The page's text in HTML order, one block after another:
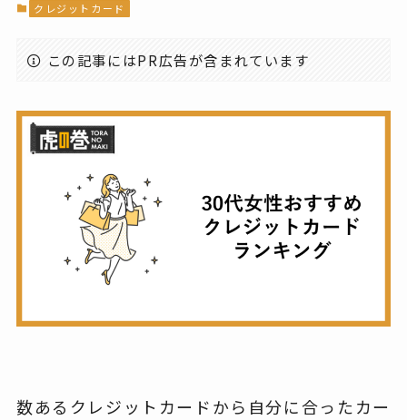
クレジットカード
この記事にはPR広告が含まれています
数あるクレジットカードから自分に合ったカー